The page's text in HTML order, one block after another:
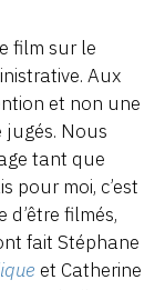
film sur le
Aux
et non une
jugés. Nous
tant que
pour moi, c’est
filmés,
fait Stéphane
et Catherine